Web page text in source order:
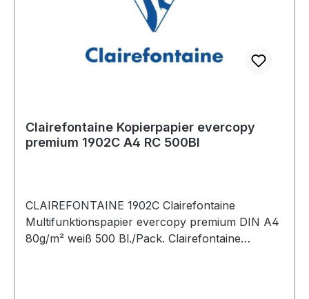
Clairefontaine Kopierpapier evercopy
premium 1902C A4 RC 500Bl
CLAIREFONTAINE 1902C Clairefontaine
Multifunktionspapier evercopy premium DIN A4
80g/m² weiß 500 Bl./Pack. Clairefontaine